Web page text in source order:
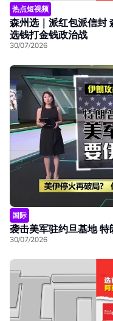
热点短视频
森州选｜派红包派信封
选钱打金钱政治战
30/07/2026
国际
袭击美军驻约旦基地
30/07/2026